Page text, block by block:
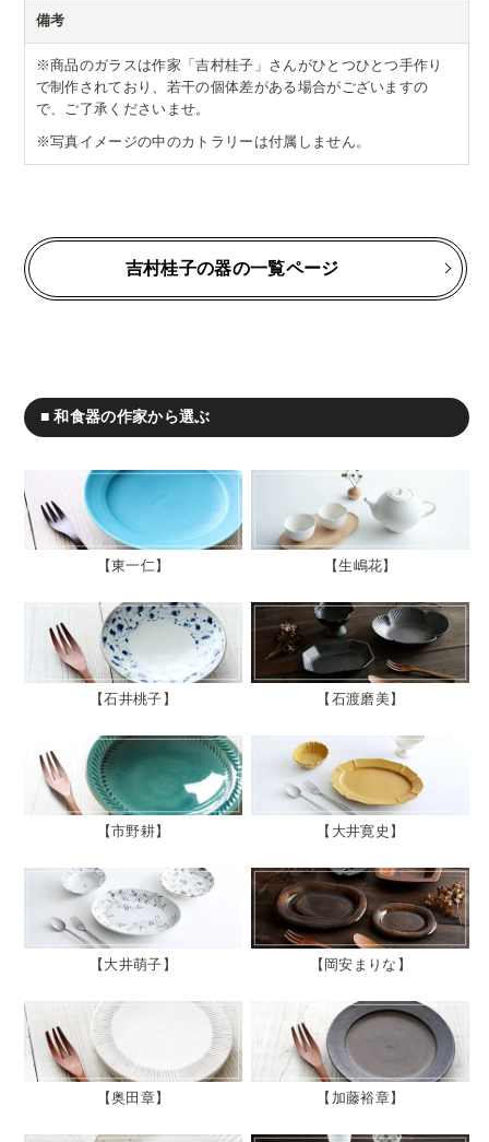
備考
※商品のガラスは作家「吉村桂子」さんがひとつひとつ手作り
で制作されており、若干の個体差がある場合がございますの
で、ご了承くださいませ。
※写真イメージの中のカトラリーは付属しません。
吉村桂子の器の一覧ページ
■ 和食器の作家から選ぶ
東一仁 生嶋花
石井桃子 石渡磨美
市野耕 大井寛史
大井萌子 岡安まりな
奥田章 加藤裕章